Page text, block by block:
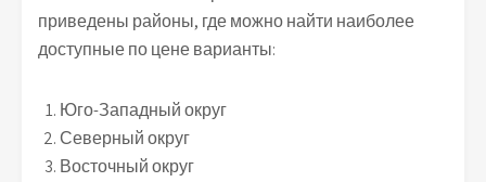
приведены районы, где можно найти наиболее
доступные по цене варианты:
Юго-Западный округ
Северный округ
Восточный округ